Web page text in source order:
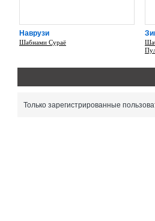
Наврузи
Шабнами Сураё
Только зарегистрированные